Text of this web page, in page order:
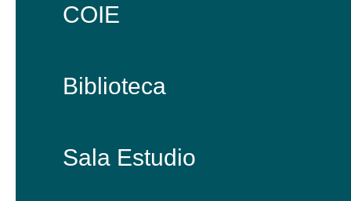
COIE
Biblioteca
Sala Estudio